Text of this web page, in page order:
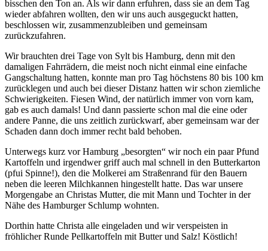
bisschen den Ton an. Als wir dann erfuhren, dass sie an dem Tag
wieder abfahren wollten, den wir uns auch ausgeguckt hatten,
beschlossen wir, zusammenzubleiben und gemeinsam
zurückzufahren.
Wir brauchten drei Tage von Sylt bis Hamburg, denn mit den
damaligen Fahrrädern, die meist noch nicht einmal eine einfache
Gangschaltung hatten, konnte man pro Tag höchstens 80 bis 100 km
zurücklegen und auch bei dieser Distanz hatten wir schon ziemliche
Schwierigkeiten. Fiesen Wind, der natürlich immer von vorn kam,
gab es auch damals! Und dann passierte schon mal die eine oder
andere Panne, die uns zeitlich zurückwarf, aber gemeinsam war der
Schaden dann doch immer recht bald behoben.
Unterwegs kurz vor Hamburg
besorgten
wir noch ein paar Pfund
Kartoffeln und irgendwer griff auch mal schnell in den Butterkarton
(pfui Spinne!), den die Molkerei am Straßenrand für den Bauern
neben die leeren Milchkannen hingestellt hatte. Das war unsere
Morgengabe an Christas Mutter, die mit Mann und Tochter in der
Nähe des Hamburger Schlump wohnten.
Dorthin hatte Christa alle eingeladen und wir verspeisten in
fröhlicher Runde Pellkartoffeln mit Butter und Salz! Köstlich!